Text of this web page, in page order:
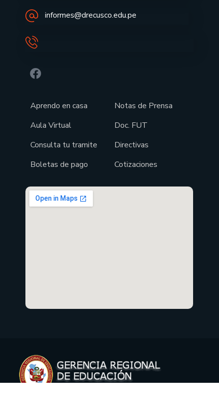
informes@drecusco.edu.pe
Aprendo en casa
Aula Virtual
Consulta tu tramite
Boletas de pago
Notas de Prensa
Doc. FUT
Directivas
Cotizaciones